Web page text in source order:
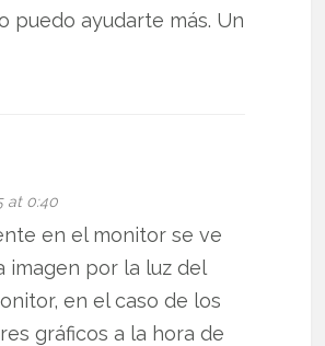
puedo ayudarte más. Un
at 0:40
en el monitor se ve
imagen por la luz del
en el caso de los
gráficos a la hora de